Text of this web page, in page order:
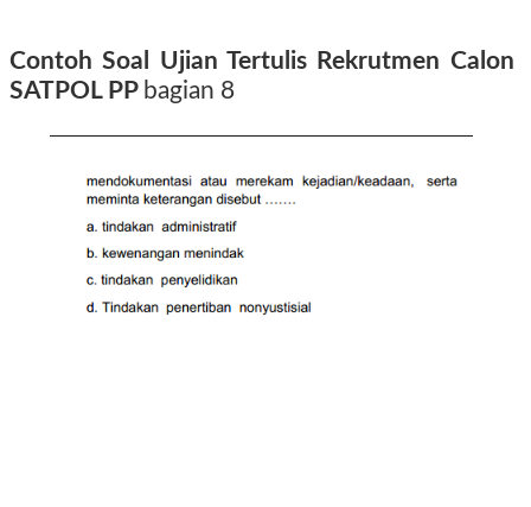
Contoh Soal Ujian Tertulis Rekrutmen Calon
SATPOL PP bagian 8